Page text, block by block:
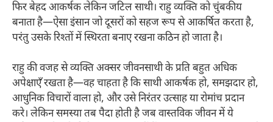
फिर बेहद आकर्षक लेकिन जटिल साथी। राहु व्यक्ति को चुंबकीय
बनाता है—ऐसा इंसान जो दूसरों को सहज रूप से आकर्षित करता है,
परंतु उसके रिश्तों में स्थिरता बनाए रखना कठिन हो जाता है।
राहु की वजह से व्यक्ति अक्सर जीवनसाथी के प्रति बहुत अधिक
अपेक्षाएँ रखता है—वह चाहता है कि साथी आकर्षक हो, समझदार हो,
आधुनिक विचारों वाला हो, और उसे निरंतर उत्साह या रोमांच प्रदान
करे। लेकिन समस्या तब पैदा होती है जब वास्तविक जीवन में ये